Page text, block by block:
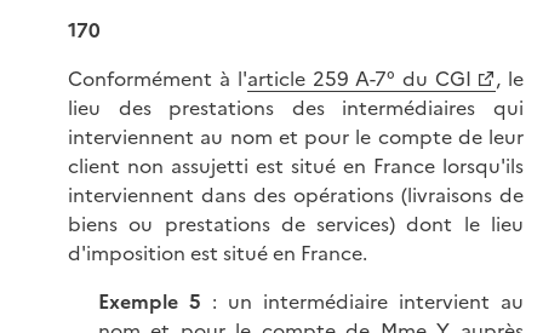
170
Conformément à l'article 259 A-7° du CGI
, le
lieu des prestations des intermédiaires qui
interviennent au nom et pour le compte de leur
client non assujetti est situé en France lorsqu'ils
interviennent dans des opérations (livraisons de
biens ou prestations de services) dont le lieu
d'imposition est situé en France.
Exemple 5 : un intermédiaire intervient au